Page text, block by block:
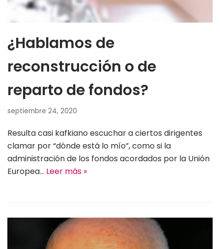
¿Hablamos de
reconstrucción o de
reparto de fondos?
septiembre 24, 2020
Resulta casi kafkiano escuchar a ciertos dirigentes
clamar por “dónde está lo mío”, como si la
administración de los fondos acordados por la Unión
Europea… Leer más »